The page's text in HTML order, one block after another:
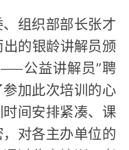
组织部部长张才
的银龄讲解员颁
公益讲解员”聘
加此次培训的心
间安排紧凑、课
对各主办单位的